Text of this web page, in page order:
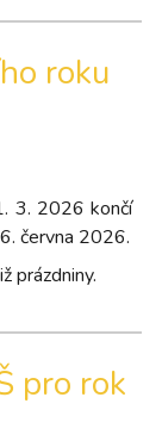
roku
3. 2026 končí
června 2026.
prázdniny.
pro rok